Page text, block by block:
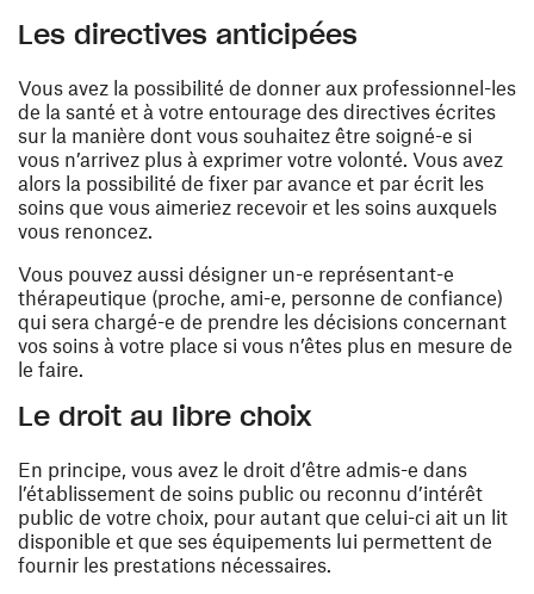
Les directives anticipées
Vous avez la possibilité de donner aux professionnel-les
de la santé et à votre entourage des directives écrites
sur la manière dont vous souhaitez être soigné-e si
vous n’arrivez plus à exprimer votre volonté. Vous avez
alors la possibilité de fixer par avance et par écrit les
soins que vous aimeriez recevoir et les soins auxquels
vous renoncez.
Vous pouvez aussi désigner un-e représentant-e
thérapeutique (proche, ami-e, personne de confiance)
qui sera chargé-e de prendre les décisions concernant
vos soins à votre place si vous n’êtes plus en mesure de
le faire.
Le droit au libre choix
En principe, vous avez le droit d’être admis-e dans
l’établissement de soins public ou reconnu d’intérêt
public de votre choix, pour autant que celui-ci ait un lit
disponible et que ses équipements lui permettent de
fournir les prestations nécessaires.